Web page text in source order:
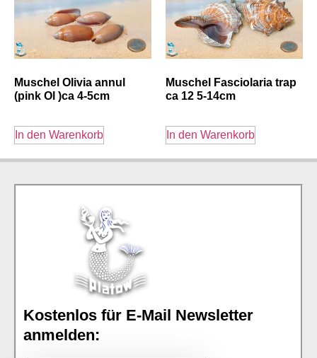
Muschel Olivia annul
(pink Ol )ca 4-5cm
In den Warenkorb
Muschel Fasciolaria trap
ca 12 5-14cm
In den Warenkorb
Kostenlos für E-Mail Newsletter
anmelden: